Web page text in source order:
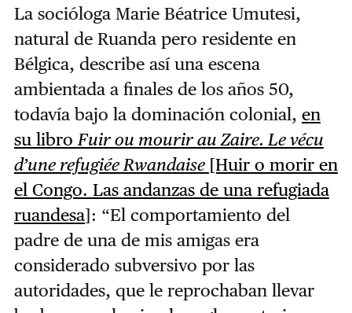
La socióloga Marie Béatrice Umutesi,
natural de Ruanda pero residente en
Bélgica, describe así una escena
ambientada a finales de los años 50,
todavía bajo la dominación colonial, en
su libroFuir ou mourir au Zaire. Le vécu
d’une refugiée Rwandaise [Huir o morir en
el Congo. Las andanzas de una refugiada
ruandesa]: “El comportamiento del
padre de una de mis amigas era
considerado subversivo por las
autoridades, que le reprochaban llevar